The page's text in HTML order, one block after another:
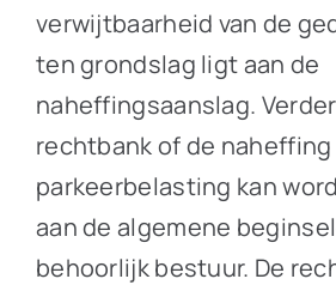
verwijtbaarheid van de
ten grondslag ligt aan de
naheffingsaanslag.
rechtbank of de naheffing
parkeerbelasting kan
aan de algemene
behoorlijk bestuur. De